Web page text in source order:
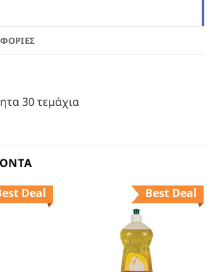
30 τεμάχια
Deal
Best Deal